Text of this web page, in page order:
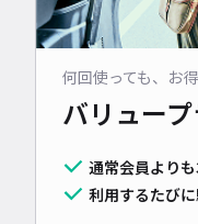
何回使っても、お
バリュー
通常会員より
利用するたび